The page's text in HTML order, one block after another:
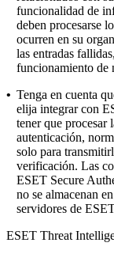
funcionalidad de
deben procesarse
ocurren en su
las entradas
funcionamiento de
• Tenga en cuenta
elija integrar con
tener que procesar
autenticación,
solo para
verificación. Las
ESET Secure
no se almacenan
servidores de
ESET Threat